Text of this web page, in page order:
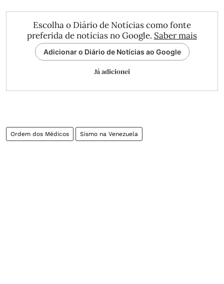
Escolha o Diário de Notícias como fonte
preferida de notícias no Google. Saber mais
Adicionar o Diário de Notícias ao Google
Já adicionei
Ordem dos Médicos Sismo na Venezuela